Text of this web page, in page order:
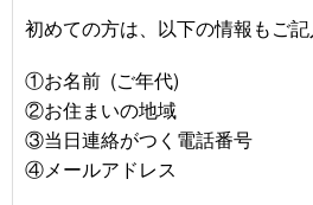
初めての方は、以下の情報もご
①お名前 (ご年代)
②お住まいの地域
③当日連絡がつく電話番号
④メールアドレス